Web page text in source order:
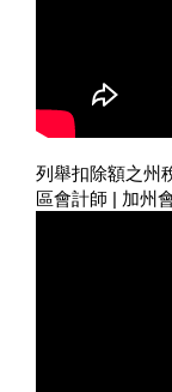
列舉扣除額之州
區會計師 | 加州